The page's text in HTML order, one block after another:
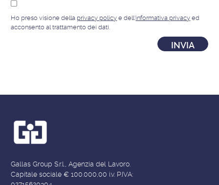
Ho preso visione della privacy policy e dell'informativa privacy ed
acconsento al trattamento dei dati.
Gallas Group S.r.l., Agenzia del Lavoro.
Capitale sociale € 100.000,00 i.v. P.IVA: